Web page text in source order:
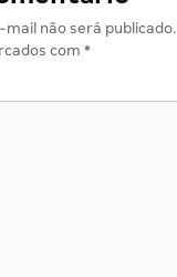
mail não será publicado.
com *